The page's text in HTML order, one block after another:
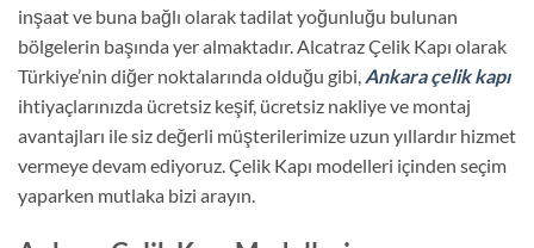
inşaat ve buna bağlı olarak tadilat yoğunluğu bulunan
bölgelerin başında yer almaktadır. Alcatraz Çelik Kapı olarak
Türkiye’nin diğer noktalarında olduğu gibi, Ankara çelik kapı
ihtiyaçlarınızda ücretsiz keşif, ücretsiz nakliye ve montaj
avantajları ile siz değerli müşterilerimize uzun yıllardır hizmet
vermeye devam ediyoruz. Çelik Kapı modelleri içinden seçim
yaparken mutlaka bizi arayın.